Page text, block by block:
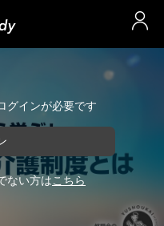
グインが必要です
ない方はこちら